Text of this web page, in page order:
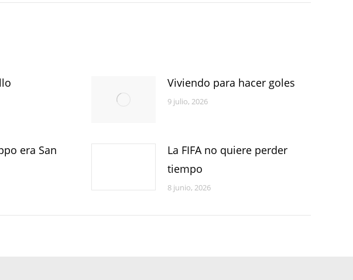
Viviendo para hacer goles
9 julio, 2026
era San
La FIFA no quiere perder
tiempo
8 junio, 2026